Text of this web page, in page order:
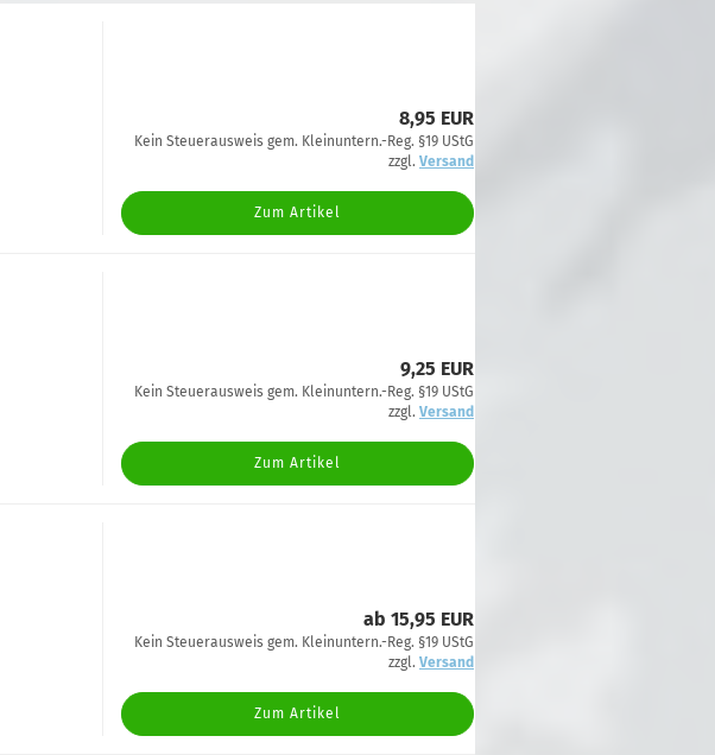
8,95 EUR
Kein Steuerausweis gem. Kleinuntern.-Reg. §19 UStG
zzgl. Versand
Zum Artikel
9,25 EUR
Kein Steuerausweis gem. Kleinuntern.-Reg. §19 UStG
zzgl. Versand
Zum Artikel
ab 15,95 EUR
Kein Steuerausweis gem. Kleinuntern.-Reg. §19 UStG
zzgl. Versand
Zum Artikel